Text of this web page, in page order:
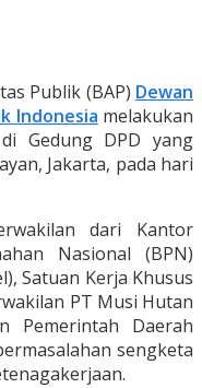
Publik (BAP) Dewan
Indonesia melakukan
Gedung DPD yang
Jakarta, pada hari
dari Kantor
Nasional (BPN)
Satuan Kerja Khusus
PT Musi Hutan
Pemerintah Daerah
sengketa